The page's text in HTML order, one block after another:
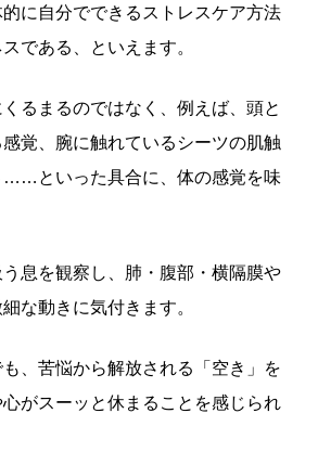
に自分でできるストレスケア方法
である、といえます。
るまるのではなく、例えば、頭と
覚、腕に触れているシーツの肌触
……といった具合に、体の感覚を味
息を観察し、肺・腹部・横隔膜や
な動きに気付きます。
、苦悩から解放される「空き」を
がスーッと休まることを感じられ